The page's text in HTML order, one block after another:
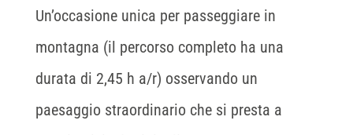
Un’occasione unica per passeggiare in
montagna (il percorso completo ha una
durata di 2,45 h a/r) osservando un
paesaggio straordinario che si presta a